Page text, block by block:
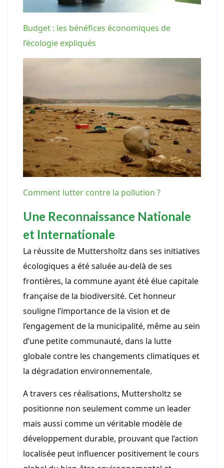
Budget : les bénéfices économiques de
l’écologie expliqués
Comment lutter contre la pollution ?
Une Reconnaissance Nationale
et Internationale
La réussite de Muttersholtz dans ses initiatives
écologiques a été saluée au-delà de ses
frontières, la commune ayant été élue capitale
française de la biodiversité. Cet honneur
souligne l’importance de la vision et de
l’engagement de la municipalité, même au sein
d’une petite communauté, dans la lutte
globale contre les changements climatiques et
la dégradation environnementale.
A travers ces réalisations, Muttersholtz se
positionne non seulement comme un leader
mais aussi comme un véritable modèle de
développement durable, prouvant que l’action
localisée peut influencer positivement le cours